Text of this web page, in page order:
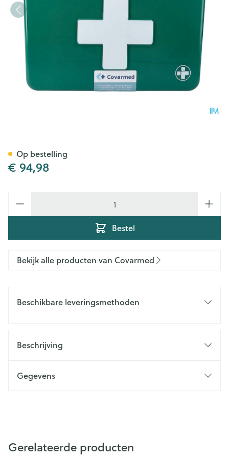
€ 94,98
Bestel
Op bestelling
Bekijk alle producten van Covarmed
Beschikbare leveringsmethoden
Beschrijving
Gegevens
Gerelateerde producten